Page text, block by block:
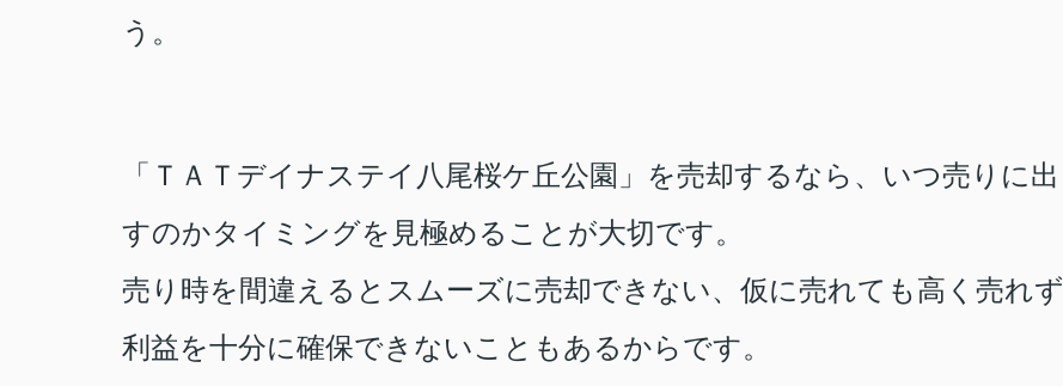
う。
「 ＴＡＴデイナステイ八尾桜ケ丘公園 」を売却するなら、いつ売りに出
すのかタイミングを見極めることが大切です。
売り時を間違えるとスムーズに売却できない、仮に売れても高く売れず
利益を十分に確保できないこともあるからです。